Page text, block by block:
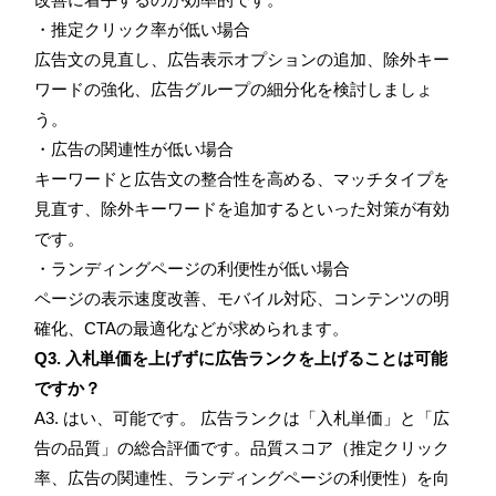
・推定クリック率が低い場合
広告文の見直し、広告表示オプションの追加、除外キー
ワードの強化、広告グループの細分化を検討しましょ
う。
・広告の関連性が低い場合
キーワードと広告文の整合性を高める、マッチタイプを
見直す、除外キーワードを追加するといった対策が有効
です。
・ランディングページの利便性が低い場合
ページの表示速度改善、モバイル対応、コンテンツの明
確化、CTAの最適化などが求められます。
Q3. 入札単価を上げずに広告ランクを上げることは可能
ですか？
A3. はい、可能です。 広告ランクは「入札単価」と「広
告の品質」の総合評価です。品質スコア（推定クリック
率、広告の関連性、ランディングページの利便性）を向